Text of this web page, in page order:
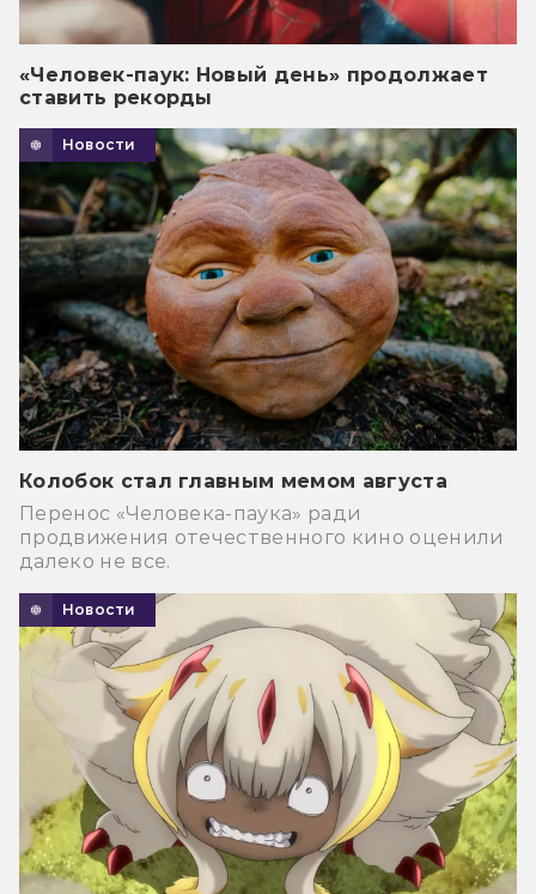
«Человек-паук: Новый день» продолжает
ставить рекорды
Новости
Колобок стал главным мемом августа
Перенос «Человека-паука» ради
продвижения отечественного кино оценили
далеко не все.
Новости